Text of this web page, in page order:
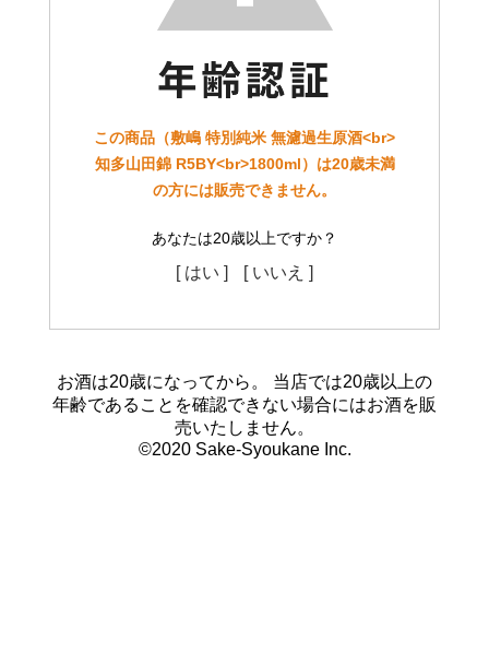
この商品（敷嶋 特別純米 無濾過生原酒<br>
知多山田錦 R5BY<br>1800ml）は20歳未満
の方には販売できません。
あなたは20歳以上ですか？
[ はい ] [ いいえ ]
お酒は20歳になってから。 当店では20歳以上の
年齢であることを確認できない場合にはお酒を販
売いたしません。
©2020 Sake-Syoukane Inc.